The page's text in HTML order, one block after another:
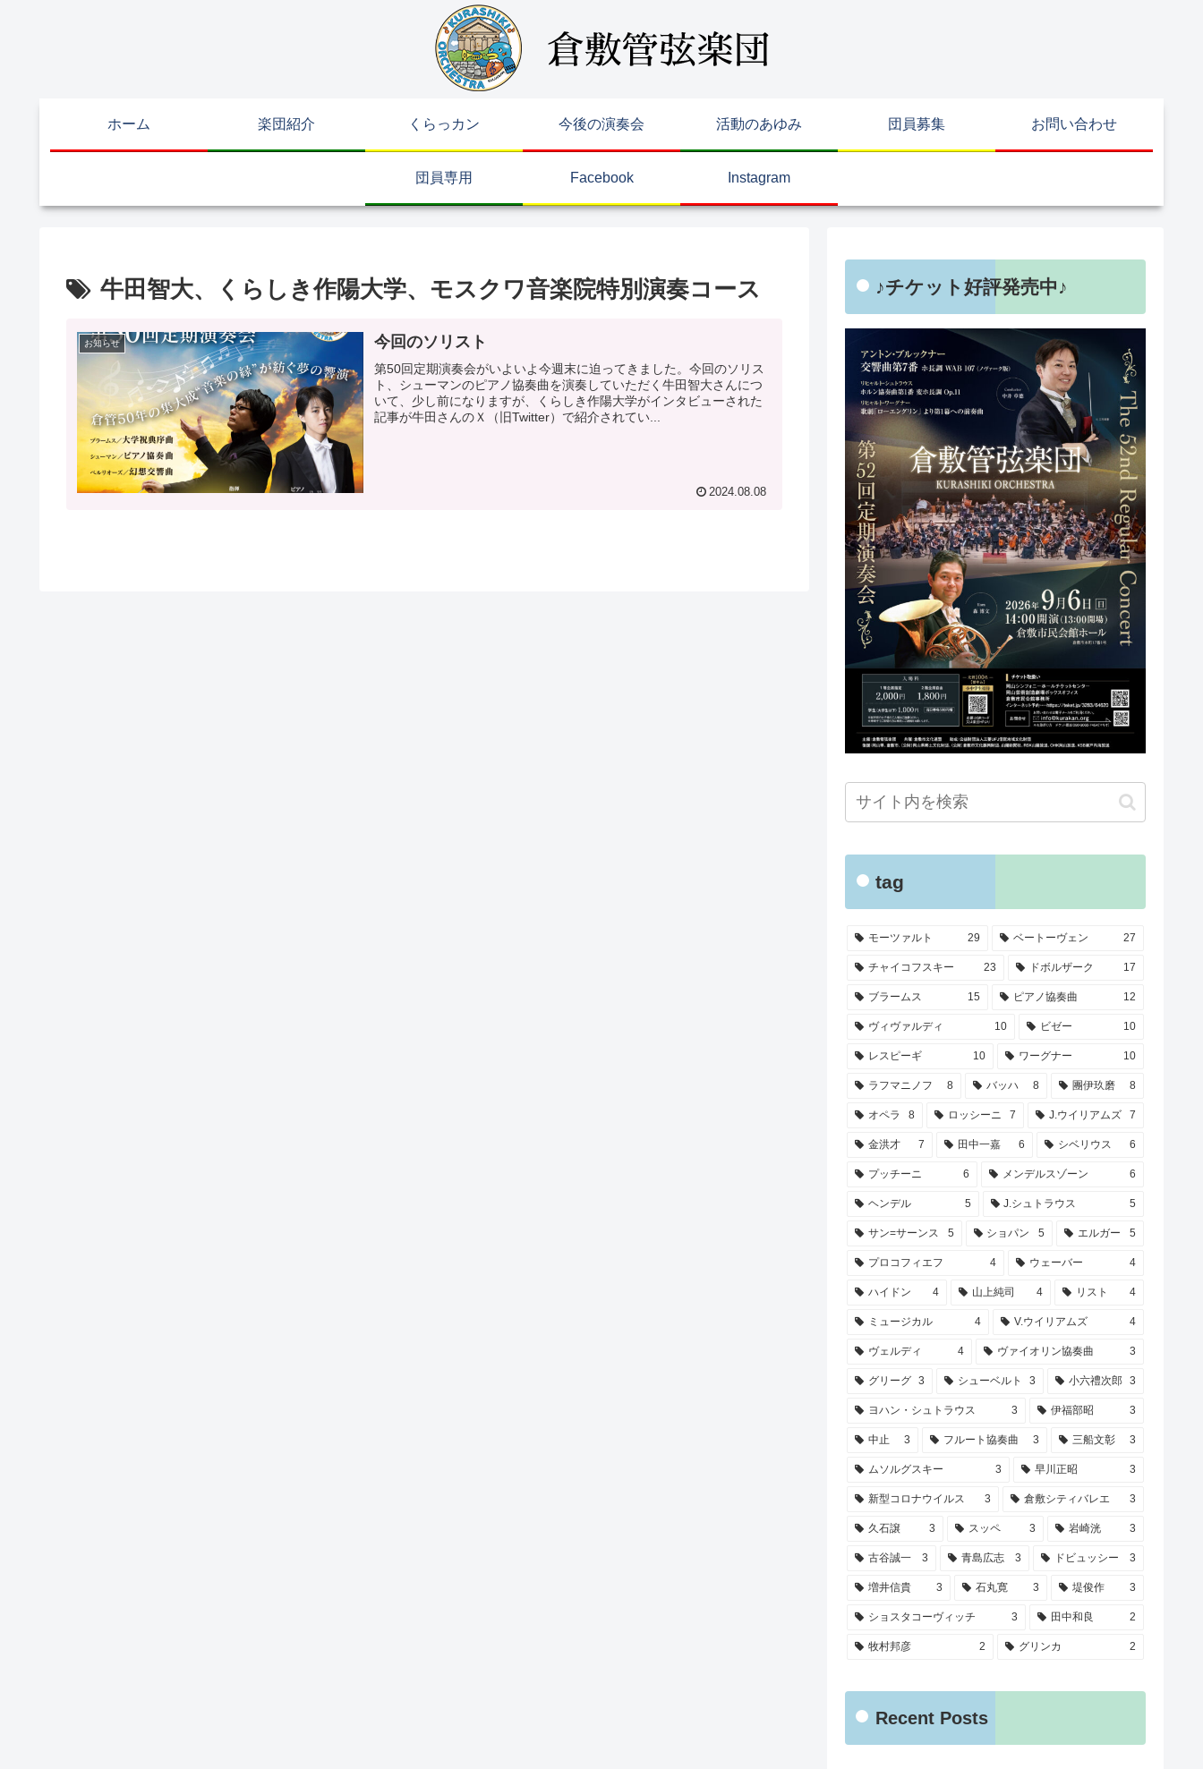
ホーム 楽団紹介 くらっカン 今後の演奏会 活動のあゆみ 団員募集 お問い合わせ
団員専用 Facebook Instagram
牛田智大、くらしき作陽大学、モスクワ音楽院特別演奏コース
お知らせ 今回のソリスト
第50回定期演奏会がいよいよ今週末に迫ってきました。今回のソリス
ト、シューマンのピアノ協奏曲を演奏していただく牛田智大さんにつ
いて、少し前になりますが、くらしき作陽大学がインタビューされた
記事が牛田さんのＸ（旧Twitter）で紹介されてい...
2024.08.08
♪チケット好評発売中♪
tag
モーツァルト 29 ベートーヴェン 27
チャイコフスキー 23 ドボルザーク 17
ブラームス 15 ピアノ協奏曲 12
ヴィヴァルディ 10 ビゼー 10
レスピーギ 10 ワーグナー 10
ラフマニノフ 8 バッハ 8 團伊玖磨 8
オペラ 8 ロッシーニ 7 J.ウイリアムズ 7
金洪才 7 田中一嘉 6 シベリウス 6
プッチーニ 6 メンデルスゾーン 6
ヘンデル 5 J.シュトラウス 5
サン=サーンス 5 ショパン 5 エルガー 5
プロコフィエフ 4 ウェーバー 4
ハイドン 4 山上純司 4 リスト 4
ミュージカル 4 V.ウイリアムズ 4
ヴェルディ 4 ヴァイオリン協奏曲 3
グリーグ 3 シューベルト 3 小六禮次郎 3
ヨハン・シュトラウス 3 伊福部昭 3
中止 3 フルート協奏曲 3 三船文彰 3
ムソルグスキー 3 早川正昭 3
新型コロナウイルス 3 倉敷シティバレエ 3
久石譲 3 スッペ 3 岩崎洸 3
古谷誠一 3 青島広志 3 ドビュッシー 3
増井信貴 3 石丸寛 3 堤俊作 3
ショスタコーヴィッチ 3 田中和良 2
牧村邦彦 2 グリンカ 2
Recent Posts